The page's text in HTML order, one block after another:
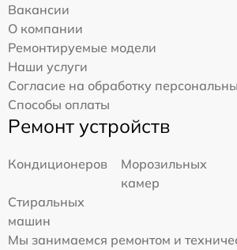
Вакансии
О компании
Ремонтируемые модели
Наши услуги
Согласие на обработку
Способы оплаты
Ремонт устройств
Кондиционеров
Морозильных
камер
Стиральных
машин
Мы занимаемся ремонтом и